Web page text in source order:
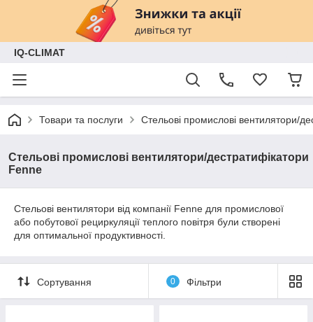
IQ-CLIMAT
Товари та послуги Стельові промислові вентилятори/
Стельові промислові вентилятори/дестратифікатори
Fenne
Стельові вентилятори від компанії Fenne для промислової
або побутової рециркуляції теплого повітря були створені
для оптимальної продуктивності.
Сортування 0 Фільтри